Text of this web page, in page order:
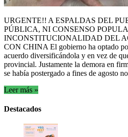
URGENTE!! A ESPALDAS DEL
PÚBLICA, NI CONSENSO
INCONSTITUCIONALIDAD DEL
CON CHINA El gobierno ha optado
acuerdo diversificándola y en vez de
provincial. Justamente la demora en
se había postergado a fines de agosto
Leer más »
Destacados